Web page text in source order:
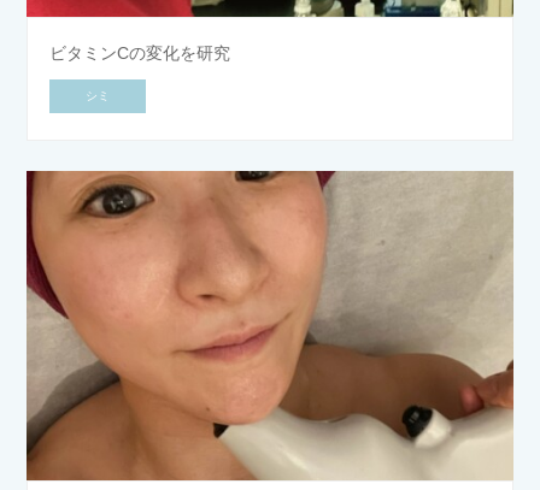
ビタミンCの変化を研究
シミ